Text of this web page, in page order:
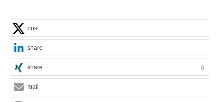
post
share
share 0
mail